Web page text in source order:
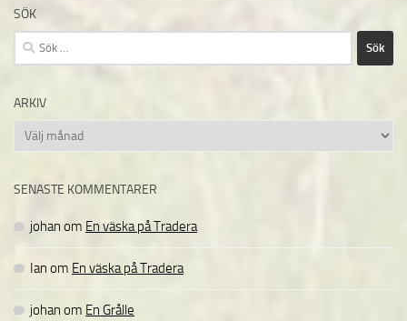
SÖK
Sök
efter:
ARKIV
Arkiv
SENASTE KOMMENTARER
johan om En väska på Tradera
Ian om En väska på Tradera
johan om En Grålle